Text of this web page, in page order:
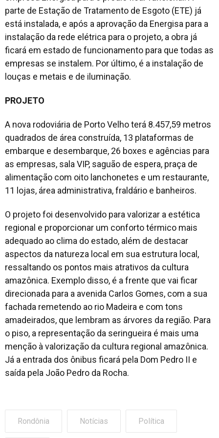
parte de Estação de Tratamento de Esgoto (ETE) já
está instalada, e após a aprovação da Energisa para a
instalação da rede elétrica para o projeto, a obra já
ficará em estado de funcionamento para que todas as
empresas se instalem. Por último, é a instalação de
louças e metais e de iluminação.
PROJETO
A nova rodoviária de Porto Velho terá 8.457,59 metros
quadrados de área construída, 13 plataformas de
embarque e desembarque, 26 boxes e agências para
as empresas, sala VIP, saguão de espera, praça de
alimentação com oito lanchonetes e um restaurante,
11 lojas, área administrativa, fraldário e banheiros.
O projeto foi desenvolvido para valorizar a estética
regional e proporcionar um conforto térmico mais
adequado ao clima do estado, além de destacar
aspectos da natureza local em sua estrutura local,
ressaltando os pontos mais atrativos da cultura
amazônica. Exemplo disso, é a frente que vai ficar
direcionada para a avenida Carlos Gomes, com a sua
fachada remetendo ao rio Madeira e com tons
amadeirados, que lembram as árvores da região. Para
o piso, a representação da seringueira é mais uma
menção à valorização da cultura regional amazônica.
Já a entrada dos ônibus ficará pela Dom Pedro II e
saída pela João Pedro da Rocha.
Rondônia Notícias Política